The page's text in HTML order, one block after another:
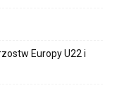
Europy U22 i